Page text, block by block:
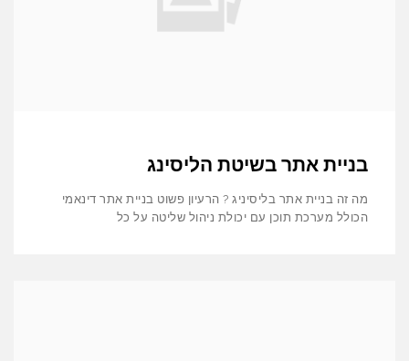
בניית אתר בשיטת הליסינג
מה זה בניית אתר בליסיניג ? הרעיון פשוט בניית אתר דינאמי
הכולל מערכת תוכן עם יכולת ניהול שליטה על כל